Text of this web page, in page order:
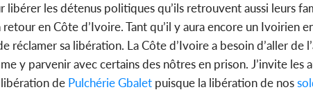
libérer les détenus politiques qu’ils retrouvent aussi leurs
en Côte d’Ivoire. Tant qu’il y aura encore un Ivoirien
réclamer sa libération. La Côte d’Ivoire a besoin d’aller de
y parvenir avec certains des nôtres en prison. J’invite les
libération de Pulchérie Gbalet puisque la libération de nos